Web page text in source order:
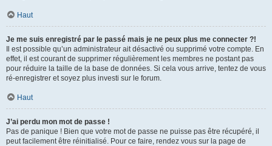
Haut
Je me suis enregistré par le passé mais je ne peux plus me connecter ?!
Il est possible qu’un administrateur ait désactivé ou supprimé votre compte. En
effet, il est courant de supprimer régulièrement les membres ne postant pas
pour réduire la taille de la base de données. Si cela vous arrive, tentez de vous
ré-enregistrer et soyez plus investi sur le forum.
Haut
J’ai perdu mon mot de passe !
Pas de panique ! Bien que votre mot de passe ne puisse pas être récupéré, il
peut facilement être réinitialisé. Pour ce faire, rendez vous sur la page de